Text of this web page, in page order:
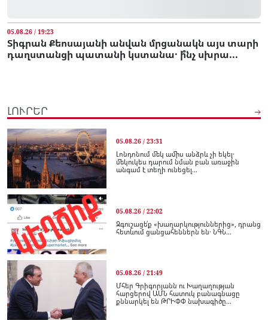
05.08.26 / 19:23
Տիգրան Քեոսայանի անվան մրցանակն այս տարի
դաղստանցի պատանի կստանա․ ի՞նչ սխրա...
ԼՈՒՐԵՐ
05.08.26 / 23:31
Լոնդոնում մեկ ամիս անձրև չի եկել․
մեկուկես դարում նման բան առաջին
անգամ է տեղի ունեցել...
05.08.26 / 22:02
Զգուշացե՛ք «խաղարկություններից», դրանց
հետևում ցանցահեններն են․ ՆԳՆ...
05.08.26 / 21:49
Մհեր Գրիգորյանն ու Խաղաղության
հարցերով ԱՄՆ հատուկ բանագնացը
քննարկել են ԹՐԻՓՓ նախագիծը...